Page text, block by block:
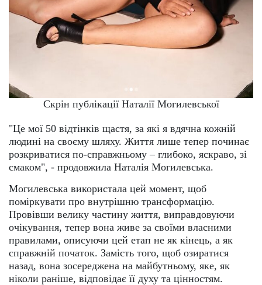
Скрін публікації Наталії Могилевської
"Це мої 50 відтінків щастя, за які я вдячна кожній
людині на своєму шляху. Життя лише тепер починає
розкриватися по-справжньому – глибоко, яскраво, зі
смаком", - продовжила Наталія Могилевська.
Могилевська використала цей момент, щоб
поміркувати про внутрішню трансформацію.
Провівши велику частину життя, виправдовуючи
очікування, тепер вона живе за своїми власними
правилами, описуючи цей етап не як кінець, а як
справжній початок. Замість того, щоб озиратися
назад, вона зосереджена на майбутньому, яке, як
ніколи раніше, відповідає її духу та цінностям.